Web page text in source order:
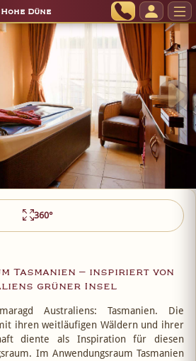
Düne
360°
Tasmanien – inspiriert von
grüner Insel
Australiens: Tasmanien. Die
ihren weitläufigen Wäldern und ihrer
diente als Inspiration für diesen
Im Anwendungsraum Tasmanien